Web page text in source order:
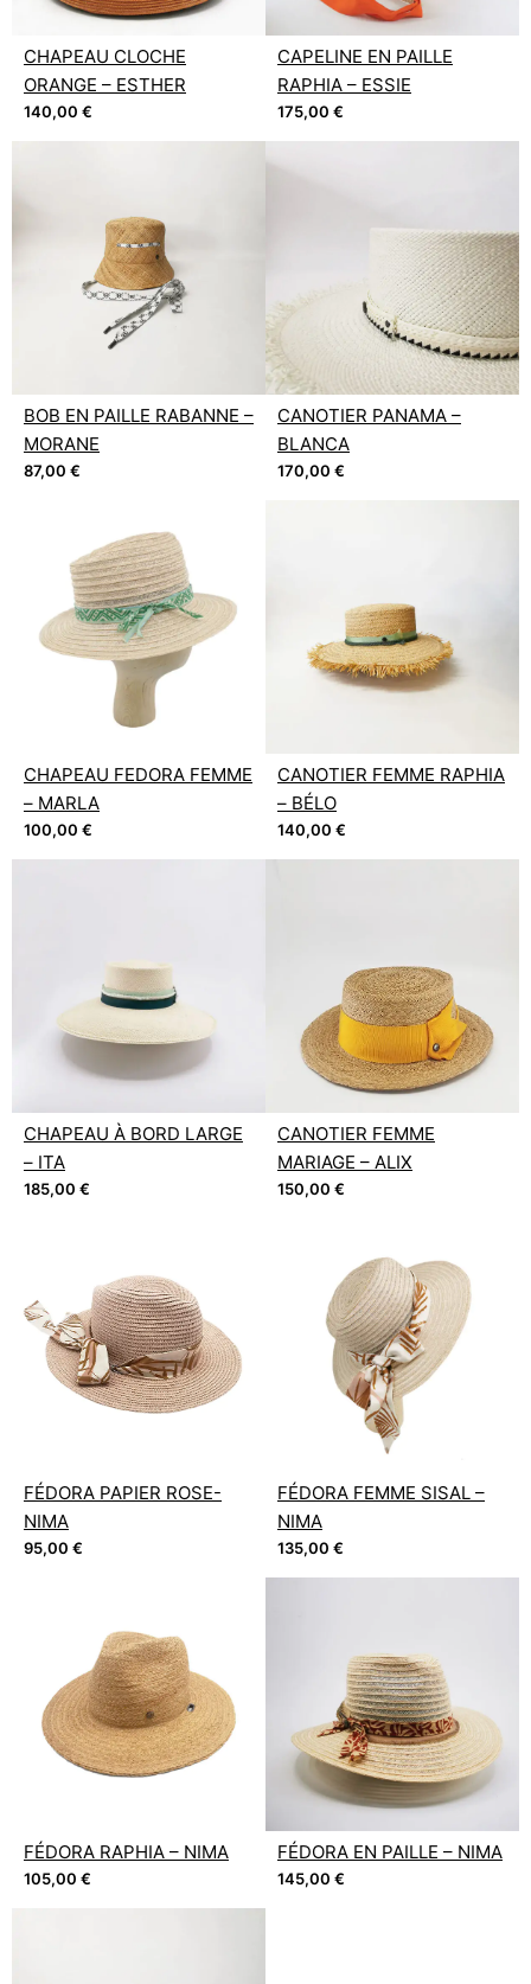
CHAPEAU CLOCHE
ORANGE – ESTHER
140,00 €
CAPELINE EN PAILLE
RAPHIA – ESSIE
175,00 €
BOB EN PAILLE RABANNE –
MORANE
87,00 €
CANOTIER PANAMA –
BLANCA
170,00 €
CHAPEAU FEDORA FEMME
– MARLA
100,00 €
CANOTIER FEMME RAPHIA
– BÉLO
140,00 €
CHAPEAU À BORD LARGE
– ITA
185,00 €
CANOTIER FEMME
MARIAGE – ALIX
150,00 €
FÉDORA PAPIER ROSE-
NIMA
95,00 €
FÉDORA FEMME SISAL –
NIMA
135,00 €
FÉDORA RAPHIA – NIMA
105,00 €
FÉDORA EN PAILLE – NIMA
145,00 €